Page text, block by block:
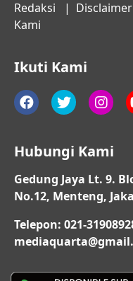
Redaksi | Disclaimer
Kami
Ikuti Kami
Hubungi Kami
Gedung Jaya Lt. 9.
No.12, Menteng,
Telepon: 021-